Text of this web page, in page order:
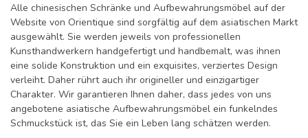
Alle chinesischen Schränke und Aufbewahrungsmöbel auf der
Website von Orientique sind sorgfältig auf dem asiatischen Markt
ausgewählt. Sie werden jeweils von professionellen
Kunsthandwerkern handgefertigt und handbemalt, was ihnen
eine solide Konstruktion und ein exquisites, verziertes Design
verleiht. Daher rührt auch ihr origineller und einzigartiger
Charakter. Wir garantieren Ihnen daher, dass jedes von uns
angebotene asiatische Aufbewahrungsmöbel ein funkelndes
Schmuckstück ist, das Sie ein Leben lang schätzen werden.